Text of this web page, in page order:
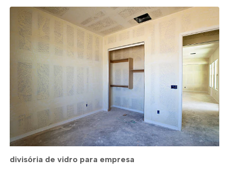
divisória de vidro para empresa